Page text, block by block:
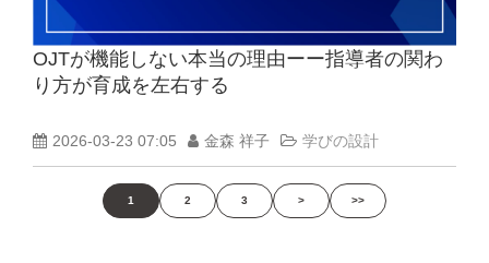
OJTが機能しない本当の理由ーー指導者の関わ
り方が育成を左右する
2026-03-23 07:05 金森 祥子 学びの設計
1 2 3 > >>